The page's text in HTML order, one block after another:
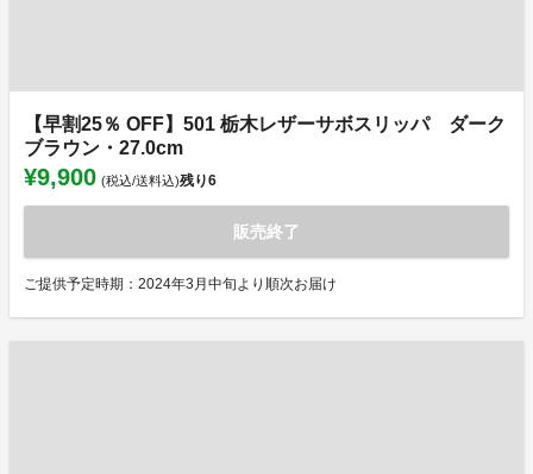
【早割25％ OFF】501 栃木レザーサボスリッパ ダーク
ブラウン・27.0cm
¥9,900 (税込/送料込)残り6
販売終了
ご提供予定時期：2024年3月中旬より順次お届け